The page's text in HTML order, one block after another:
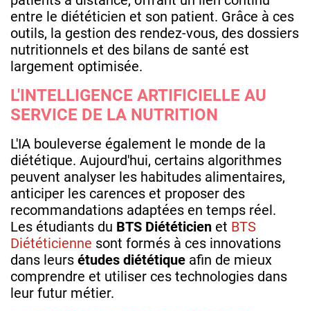
entre le diététicien et son patient. Grâce à ces
outils, la gestion des rendez-vous, des dossiers
nutritionnels et des bilans de santé est
largement optimisée.
L'INTELLIGENCE ARTIFICIELLE AU
SERVICE DE LA NUTRITION
L'IA bouleverse également le monde de la
diététique. Aujourd'hui, certains algorithmes
peuvent analyser les habitudes alimentaires,
anticiper les carences et proposer des
recommandations adaptées en temps réel.
Les étudiants du BTS Diététicien et BTS
Diététicienne sont formés à ces innovations
dans leurs études diététique afin de mieux
comprendre et utiliser ces technologies dans
leur futur métier.